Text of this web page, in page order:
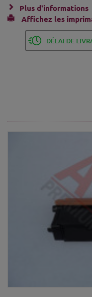
Plus d'informations
Affichez les
DÉLAI DE